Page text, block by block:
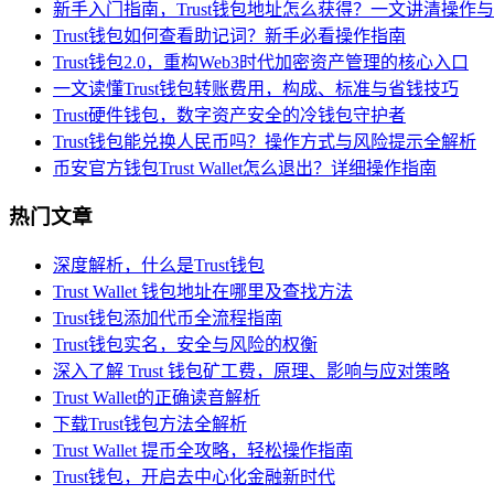
新手入门指南，Trust钱包地址怎么获得？一文讲清操作
Trust钱包如何查看助记词？新手必看操作指南
Trust钱包2.0，重构Web3时代加密资产管理的核心入口
一文读懂Trust钱包转账费用，构成、标准与省钱技巧
Trust硬件钱包，数字资产安全的冷钱包守护者
Trust钱包能兑换人民币吗？操作方式与风险提示全解析
币安官方钱包Trust Wallet怎么退出？详细操作指南
热门文章
深度解析，什么是Trust钱包
Trust Wallet 钱包地址在哪里及查找方法
Trust钱包添加代币全流程指南
Trust钱包实名，安全与风险的权衡
深入了解 Trust 钱包矿工费，原理、影响与应对策略
Trust Wallet的正确读音解析
下载Trust钱包方法全解析
Trust Wallet 提币全攻略，轻松操作指南
Trust钱包，开启去中心化金融新时代